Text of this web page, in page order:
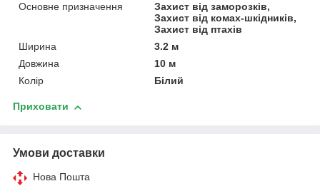
Основне призначення
Захист від заморозків,
Захист від комах-шкідників,
Захист від птахів
Ширина
3.2 м
Довжина
10 м
Колір
Білий
Приховати
Умови доставки
Нова Пошта